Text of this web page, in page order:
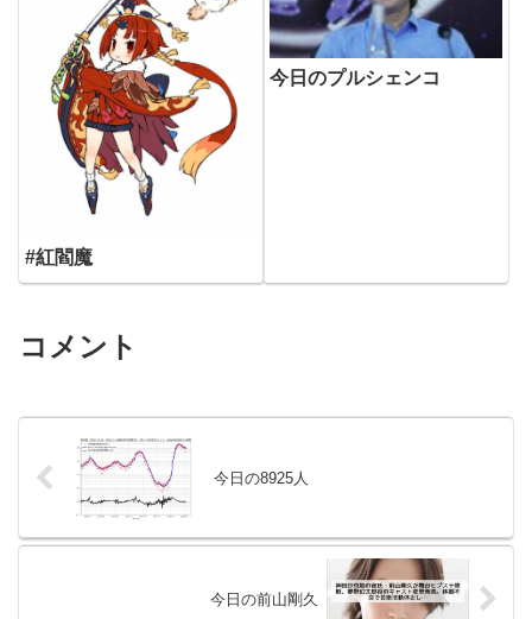
#紅閻魔
今日のプルシェンコ
コメント
今日の8925人
今日の前山剛久